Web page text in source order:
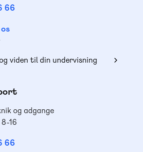
66
viden til din undervisning
og adgange
16
66